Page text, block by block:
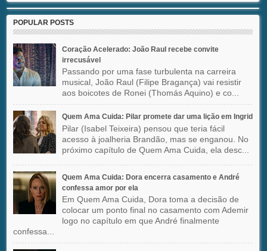
POPULAR POSTS
Coração Acelerado: João Raul recebe convite
irrecusável
Passando por uma fase turbulenta na carreira
musical, João Raul (Filipe Bragança) vai resistir
aos boicotes de Ronei (Thomás Aquino) e co...
Quem Ama Cuida: Pilar promete dar uma lição em Ingrid
Pilar (Isabel Teixeira) pensou que teria fácil
acesso à joalheria Brandão, mas se enganou. No
próximo capítulo de Quem Ama Cuida, ela desc...
Quem Ama Cuida: Dora encerra casamento e André
confessa amor por ela
Em Quem Ama Cuida, Dora toma a decisão de
colocar um ponto final no casamento com Ademir
logo no capítulo em que André finalmente
confessa...